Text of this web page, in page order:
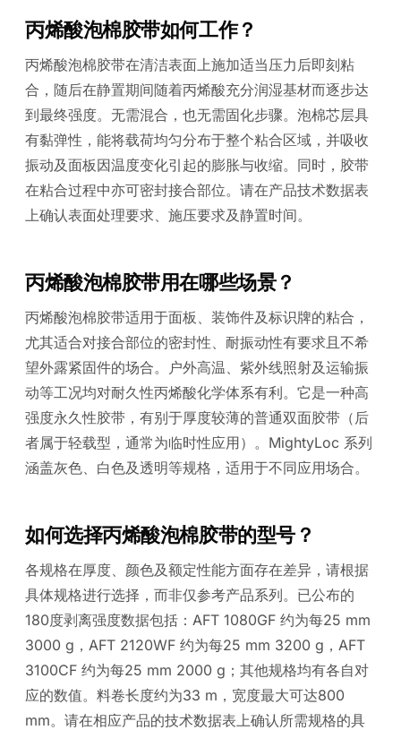
丙烯酸泡棉胶带如何工作？
丙烯酸泡棉胶带在清洁表面上施加适当压力后即刻粘
合，随后在静置期间随着丙烯酸充分润湿基材而逐步达
到最终强度。无需混合，也无需固化步骤。泡棉芯层具
有黏弹性，能将载荷均匀分布于整个粘合区域，并吸收
振动及面板因温度变化引起的膨胀与收缩。同时，胶带
在粘合过程中亦可密封接合部位。请在产品技术数据表
上确认表面处理要求、施压要求及静置时间。
丙烯酸泡棉胶带用在哪些场景？
丙烯酸泡棉胶带适用于面板、装饰件及标识牌的粘合，
尤其适合对接合部位的密封性、耐振动性有要求且不希
望外露紧固件的场合。户外高温、紫外线照射及运输振
动等工况均对耐久性丙烯酸化学体系有利。它是一种高
强度永久性胶带，有别于厚度较薄的普通双面胶带（后
者属于轻载型，通常为临时性应用）。MightyLoc 系列
涵盖灰色、白色及透明等规格，适用于不同应用场合。
如何选择丙烯酸泡棉胶带的型号？
各规格在厚度、颜色及额定性能方面存在差异，请根据
具体规格进行选择，而非仅参考产品系列。已公布的
180度剥离强度数据包括：AFT 1080GF 约为每25 mm
3000 g，AFT 2120WF 约为每25 mm 3200 g，AFT
3100CF 约为每25 mm 2000 g；其他规格均有各自对
应的数值。料卷长度约为33 m，宽度最大可达800
mm。请在相应产品的技术数据表上确认所需规格的具